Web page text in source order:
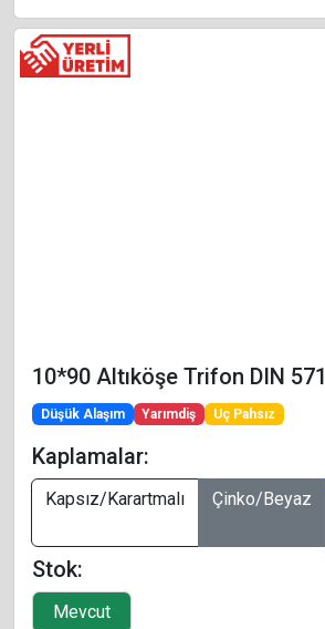
10*90 Altıköşe Trifon DIN 571
Düşük Alaşım Yarımdiş Uç Pahsız
Kaplamalar:
Kapsız/Karartmalı Çinko/Beyaz
Stok: